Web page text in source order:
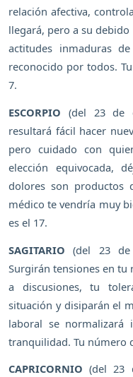
relación afectiva,
llegará, pero a su
actitudes inmaduras
reconocido por todos.
7.
ESCORPIO (del 23 de
resultará fácil hacer
pero cuidado con
elección equivocada,
dolores son productos
médico te vendría muy
es el 17.
SAGITARIO (del 23 de
Surgirán tensiones en tu
a discusiones, tu
situación y disiparán el
laboral se normalizará
tranquilidad. Tu número
CAPRICORNIO (del 23